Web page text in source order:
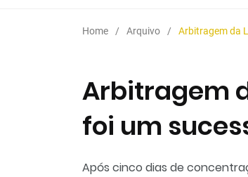
Home Arquivo Arbitragem da
Arbitragem
foi um
Após cinco dias de
Análises